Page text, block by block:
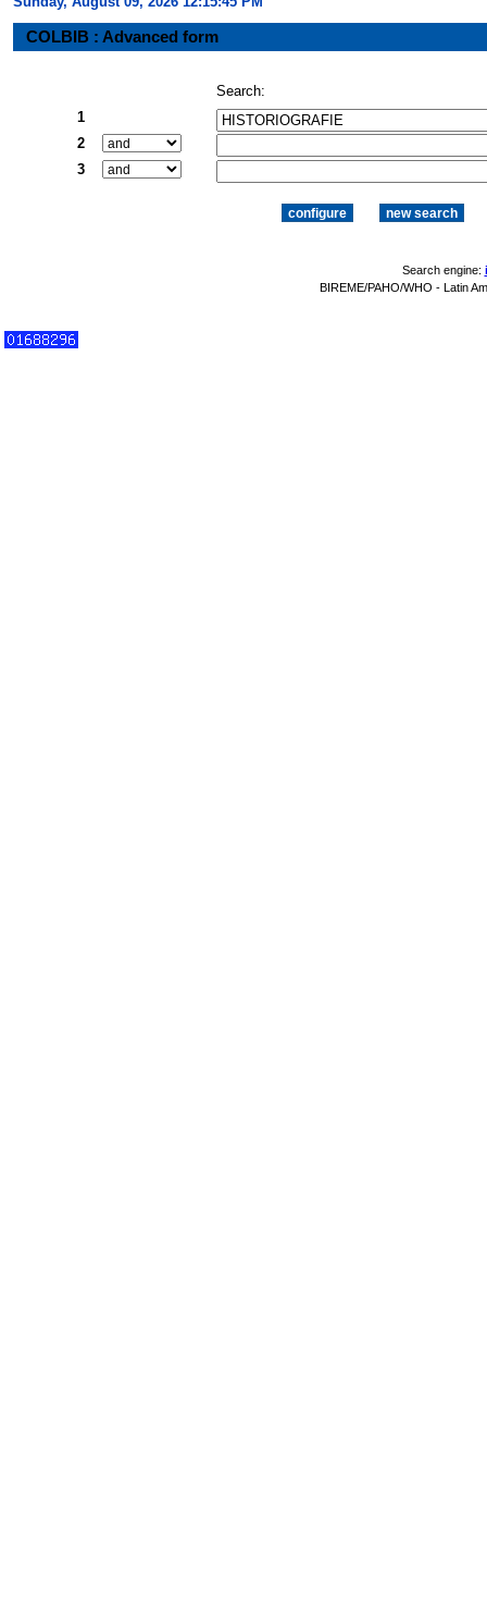
COLBIB : Advanced form
Search:
1
2
3
Search engine:
BIREME/PAHO/WHO - Latin